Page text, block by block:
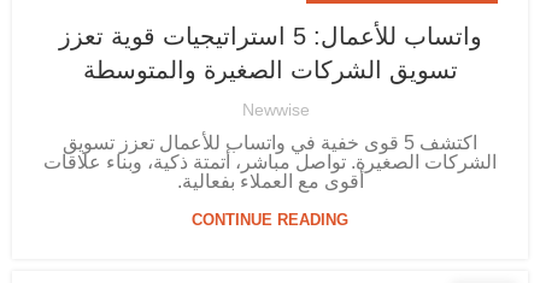
واتساب للأعمال: 5 استراتيجيات قوية تعزز
تسويق الشركات الصغيرة والمتوسطة
Newwise
اكتشف 5 قوى خفية في واتساب للأعمال تعزز تسويق
الشركات الصغيرة. تواصل مباشر، أتمتة ذكية، وبناء علاقات
أقوى مع العملاء بفعالية.
CONTINUE READING